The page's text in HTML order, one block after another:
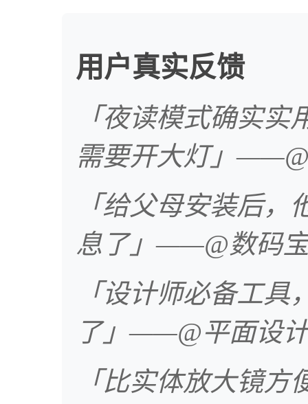
用户真实反馈
「夜读模式确实
需要开大灯」
「给父母安装后
息了」——@数码
「设计师必备工
了」——@平面设
「比实体放大镜